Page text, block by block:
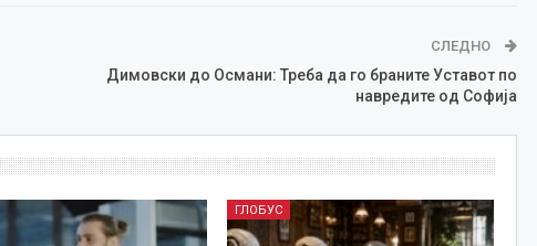
СЛЕДНО
Димовски до Османи: Треба да го браните Уставот по
навредите од Софија
ГЛОБУС